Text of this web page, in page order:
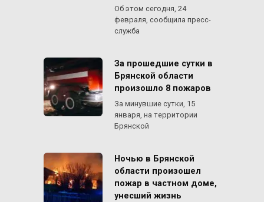
Об этом сегодня, 24
февраля, сообщила пресс-
служба
За прошедшие сутки в
Брянской области
произошло 8 пожаров
За минувшие сутки, 15
января, на территории
Брянской
Ночью в Брянской
области произошел
пожар в частном доме,
унесший жизнь